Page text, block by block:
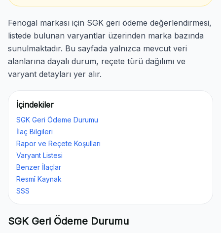
Fenogal markası için SGK geri ödeme değerlendirmesi,
listede bulunan varyantlar üzerinden marka bazında
sunulmaktadır. Bu sayfada yalnızca mevcut veri
alanlarına dayalı durum, reçete türü dağılımı ve
varyant detayları yer alır.
İçindekiler
SGK Geri Ödeme Durumu
İlaç Bilgileri
Rapor ve Reçete Koşulları
Varyant Listesi
Benzer İlaçlar
Resmî Kaynak
SSS
SGK Geri Ödeme Durumu